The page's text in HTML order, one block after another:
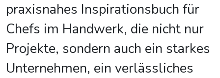
praxisnahes Inspirationsbuch für
Chefs im Handwerk, die nicht nur
Projekte, sondern auch ein starkes
Unternehmen, ein verlässliches